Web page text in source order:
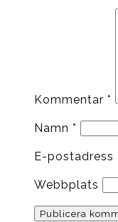
Kommentar *
Namn *
E-postadress
Webbplats